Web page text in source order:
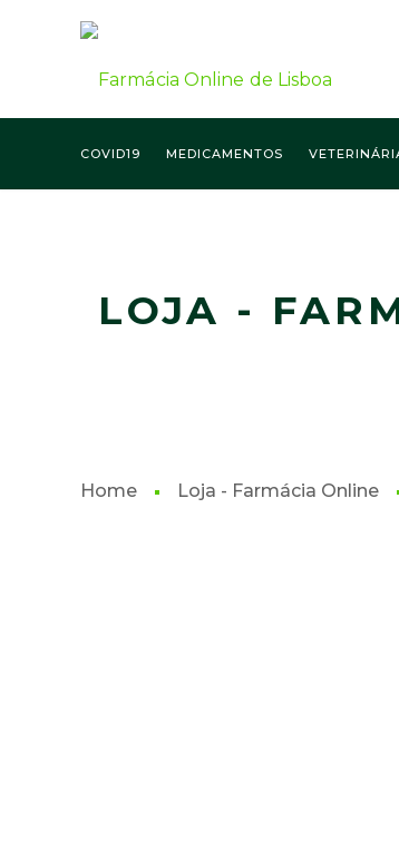
COVID19 MEDICAMENTOS
LOJA -
Home Loja - Farmácia Online